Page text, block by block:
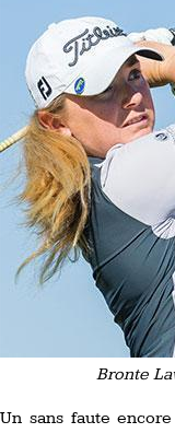
Bronte
Un sans faute